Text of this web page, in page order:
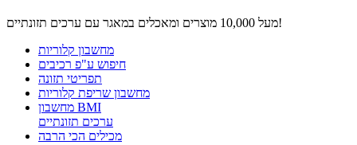
מעל 10,000 מוצרים ומאכלים במאגר עם ערכים תזונתיים!
מחשבון קלוריות
חיפוש ע"פ רכיבים
תפריטי תזונה
מחשבון שריפת קלוריות
מחשבון BMI
ערכים תזונתיים
מכילים הכי הרבה